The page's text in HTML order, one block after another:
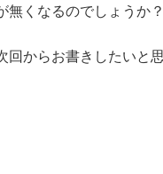
無くなるのでしょうか？
からお書きしたいと思